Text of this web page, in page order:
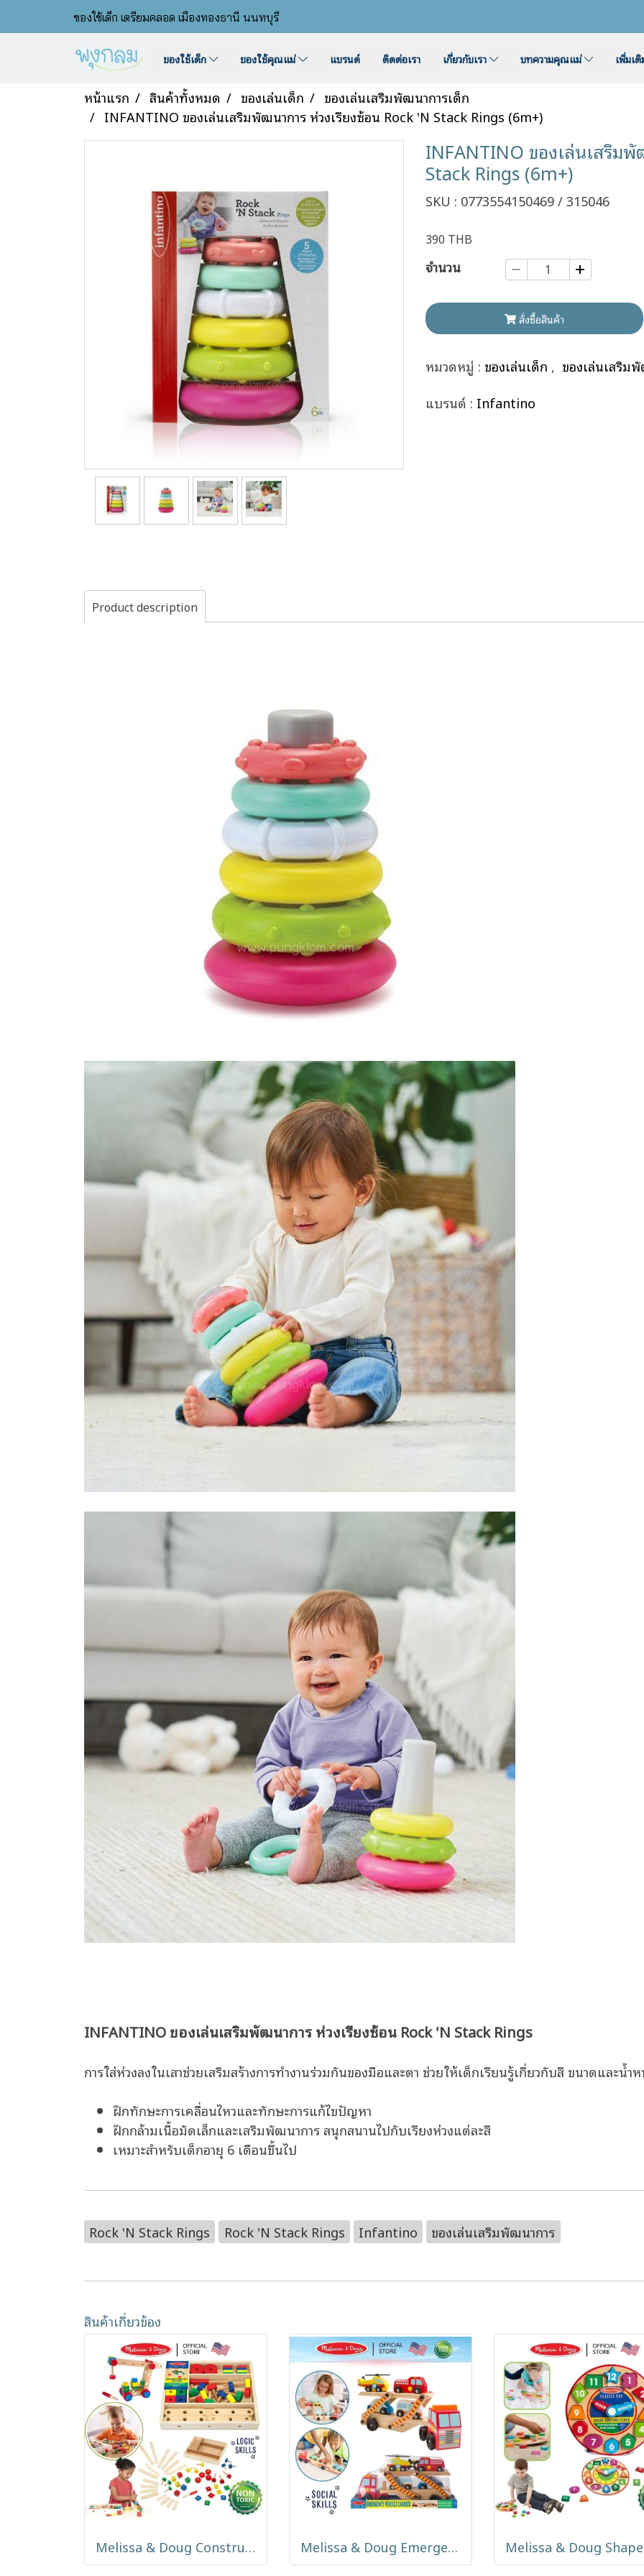
ของใช้เด็ก เตรียมคลอด เมืองทองธานี นนทบุรี
ของใช้เด็ก ของใช้คุณแม่ แบรนด์ ติดต่อเรา เกี่ยวกับเรา บทความคุณแม่ เพิ่มเ
หน้าแรก สินค้าทั้งหมด ของเล่นเด็ก
ของเล่นเสริมพัฒนาการเด็ก
INFANTINO ของเล่นเสริมพัฒนาการ ห่วงเรียงซ้อน Rock 'N Stack Rings (6m+)
INFANTINO ของเล่นเสริม
Stack Rings (6m+)
SKU : 0773554150469 / 315046
390 THB
จำนวน
สั่งซื้อสินค้า
หมวดหมู่ : ของเล่นเด็ก , ของเล่นเสริม
แบรนด์ : Infantino
Product description
INFANTINO ของเล่นเสริมพัฒนาการ ห่วงเรียงซ้อน Rock 'N Stack Rings
การใส่ห่วงลงในเสาช่วยเสริมสร้างการทำงานร่วมกันของมือและตา ช่วยให้เด็กเรียนรู้เกี่ยวกับสี ขนาดและน้
ฝึกทักษะการเคลื่อนไหวและทักษะการแก้ไขปัญหา
ฝึกกล้ามเนื้อมัดเล็กและเสริมพัฒนาการ สนุกสนานไปกับเรียงห่วงแต่ละสี
เหมาะสำหรับเด็กอายุ 6 เดือนขึ้นไป
Rock 'N Stack Rings Rock 'N Stack Rings Infantino ของเล่นเสริมพัฒนาการ
สินค้าเกี่ยวข้อง
Melissa & Doug Construction Set in a Box รุ่น 5151 ชุดเครื่องมือช่างไม้ ของเล่น STEM ขันน็อต ต่อประกอบ 48 ชิ้น Melissa & Doug Emergency Vehicle Carrier รุ่น 4610 ชุดรถบรรทุกขนรถกู้ภัย พร้อมรถฉุกเฉินไม้ 4 คัน